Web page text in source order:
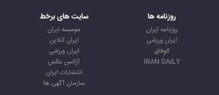
روزنامه ها
روزنامه ایران
ایران ورزشی
الوفاق
IRAN DAILY
سایت های برخط
موسسه ایران
ایران آنلاین
ایران ورزشی
آژانس عکس
انتشارات ایران
سازمان آگهی ها